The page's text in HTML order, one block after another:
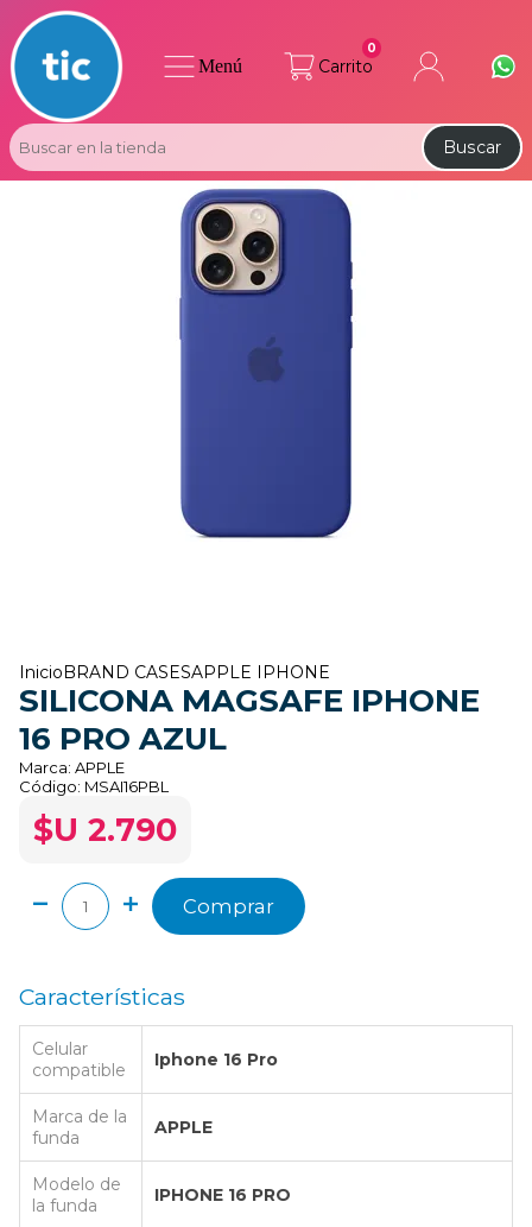
Carrito
0
Buscar
Menú
Inicio BRAND CASESAPPLE IPHONE
SILICONA MAGSAFE IPHONE
16 PRO AZUL
Marca: APPLE
Código: MSAI16PBL
$U 2.790
Comprar
Características
Celular
compatible
Iphone 16 Pro
Marca de la
funda
APPLE
Modelo de
la funda
IPHONE 16 PRO